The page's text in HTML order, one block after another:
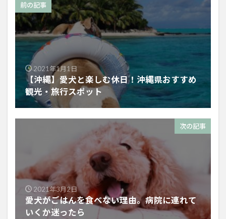
前の記事
2021年1月1日
【沖縄】愛犬と楽しむ休日！沖縄県おすすめ
観光・旅行スポット
次の記事
2021年3月2日
愛犬がごはんを食べない理由。病院に連れて
いくか迷ったら